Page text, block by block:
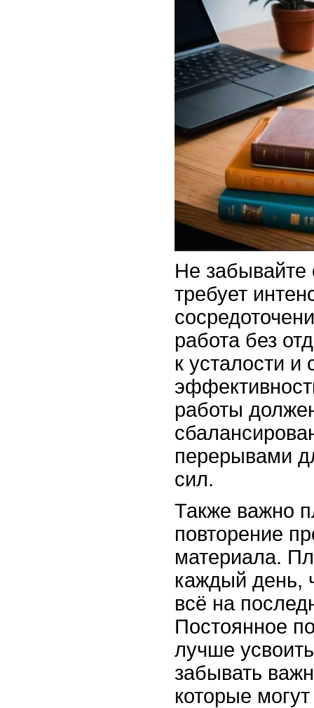
Не забывайте
требует
работа без
к усталости
работы
перерывами
сил.
Также важно
повторение
материала.
каждый день,
всё на
Постоянное
лучше
забывать
которые